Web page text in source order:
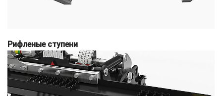
Рифленые ступени